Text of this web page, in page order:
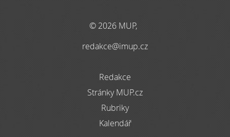
© 2026 MUP,
redakce@imup.cz
Redakce
Stránky MUP.cz
Rubriky
Kalendář